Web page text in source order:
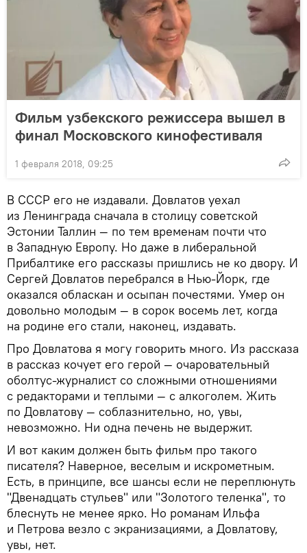
Фильм узбекского режиссера вышел в
финал Московского кинофестиваля
1 февраля 2018, 09:25
В СССР его не издавали. Довлатов уехал
из Ленинграда сначала в столицу советской
Эстонии Таллин — по тем временам почти что
в Западную Европу. Но даже в либеральной
Прибалтике его рассказы пришлись не ко двору. И
Сергей Довлатов перебрался в Нью-Йорк, где
оказался обласкан и осыпан почестями. Умер он
довольно молодым — в сорок восемь лет, когда
на родине его стали, наконец, издавать.
Про Довлатова я могу говорить много. Из рассказа
в рассказ кочует его герой — очаровательный
оболтус-журналист со сложными отношениями
с редакторами и теплыми — с алкоголем. Жить
по Довлатову — соблазнительно, но, увы,
невозможно. Ни одна печень не выдержит.
И вот каким должен быть фильм про такого
писателя? Наверное, веселым и искрометным.
Есть, в принципе, все шансы если не переплюнуть
"Двенадцать стульев" или "Золотого теленка", то
блеснуть не менее ярко. Но романам Ильфа
и Петрова везло с экранизациями, а Довлатову,
увы, нет.